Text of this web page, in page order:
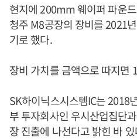
현지에 200mm 웨이퍼 파운
청주 M8공장의 장비를 2021
기로 했다.
장비 가치를 금액으로 따지면
SK하이닉스시스템IC는 2018
부 투자회사인 우시산업집단
장 진출에 나선다고 밝힌 바